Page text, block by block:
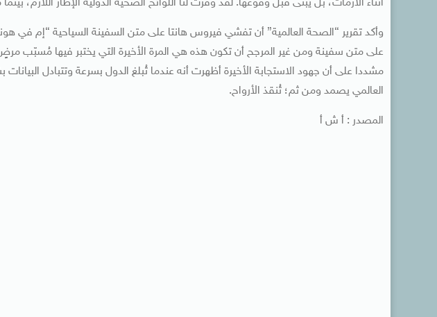
أثناء الأزمات، بل يُبنى قبل وقوعها. لقد وفرت لنا اللوائح الصحية الدولية الإطار اللازم،
وأكد تقرير “الصحة العالمية” أن تفشي فيروس هانتا على متن السفينة السياحية “إم
على متن سفينة ومن غير المرجح أن تكون هذه هي المرة الأخيرة التي يختبر فيها مُسبّب
مشددا على أن جهود الاستجابة الأخيرة أظهرت أنه عندما تُبلغ الدول بسرعة وتتبادل
العالمي يصمد ومن ثم؛ تُنقذ الأرواح.
المصدر : أ ش أ